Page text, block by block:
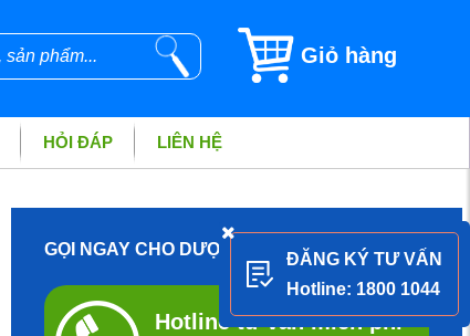
Giỏ hàng
HỎI ĐÁP LIÊN HỆ
GỌI NGAY CHO DƯỢC SĨ ĐỂ ĐƯỢC TƯ VẤN
Hotline tư vấn miễn phí
ĐĂNG KÝ TƯ VẤN
Hotline: 1800 1044